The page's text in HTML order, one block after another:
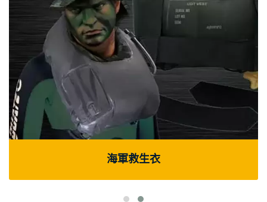
海軍救生衣